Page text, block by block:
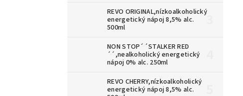
REVO ORIGINAL,nízkoalkoholický
energetický nápoj 8,5% alc.
500ml
NON STOP´´STALKER RED
´´,nealkoholický energetický
nápoj 0% alc. 250ml
REVO CHERRY,nízkoalkoholický
energetický nápoj 8,5% alc.